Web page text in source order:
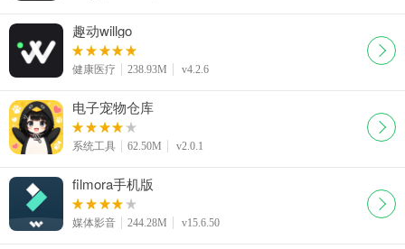
趣动willgo
健康医疗 238.93M v4.2.6
电子宠物仓库
系统工具 62.50M v2.0.1
filmora手机版
媒体影音 244.28M v15.6.50